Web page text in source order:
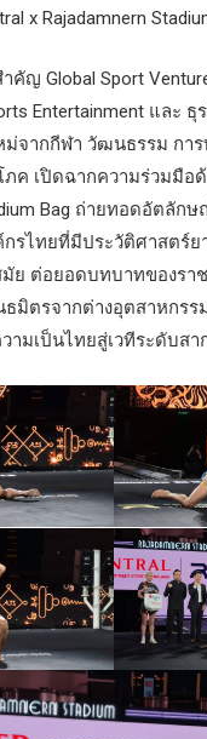
x Rajadamnern
คัญ Global Sport
Entertainment และ ธุ
ม่จากกีฬา วัฒนธรรม การ
ค​ เปิดฉากความร่วมมือด้
Bag ถ่ายทอดอัตลักษ
รไทยที่มีประวัติศาสตร์ย
ย ต่อยอดบทบาทของรา
มิตรจากต่างอุตสาหกร
ามเป็นไทยสู่เวทีระดับสา